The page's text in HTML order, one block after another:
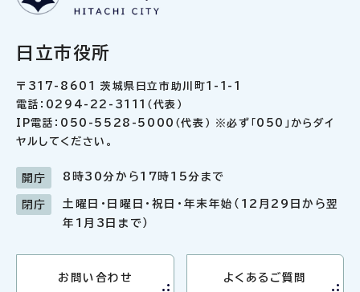
日立市役所
〒317-8601 茨城県日立市助川町1-1-1
電話：0294-22-3111（代表）
IP電話：050-5528-5000（代表） ※必ず「050」からダイ
ヤルしてください。
開庁 8時30分から17時15分まで
閉庁
土曜日・日曜日・祝日・年末年始（12月29日から翌
年1月3日まで）
お問い合わせ よくあるご質問